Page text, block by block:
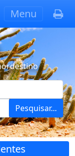
Menu
Pesquisar...